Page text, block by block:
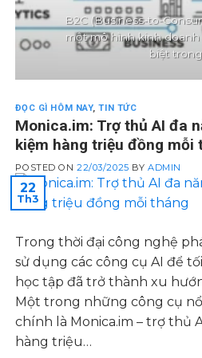
B2C (Business-to-
một mô hình kinh
biệt trong...
ĐỌC GÌ HÔM NAY,TIN TỨC
Monica.im: Trợ thủ AI đa
kiệm hàng triệu đồng mỗi
POSTED ON22/03/2025 BY ADMIN
22
Th3
Trong thời đại công nghệ
sử dụng các công cụ AI để
học tập đã trở thành xu
Một trong những công cụ
chính là Monica.im – trợ thủ
hàng triệu…